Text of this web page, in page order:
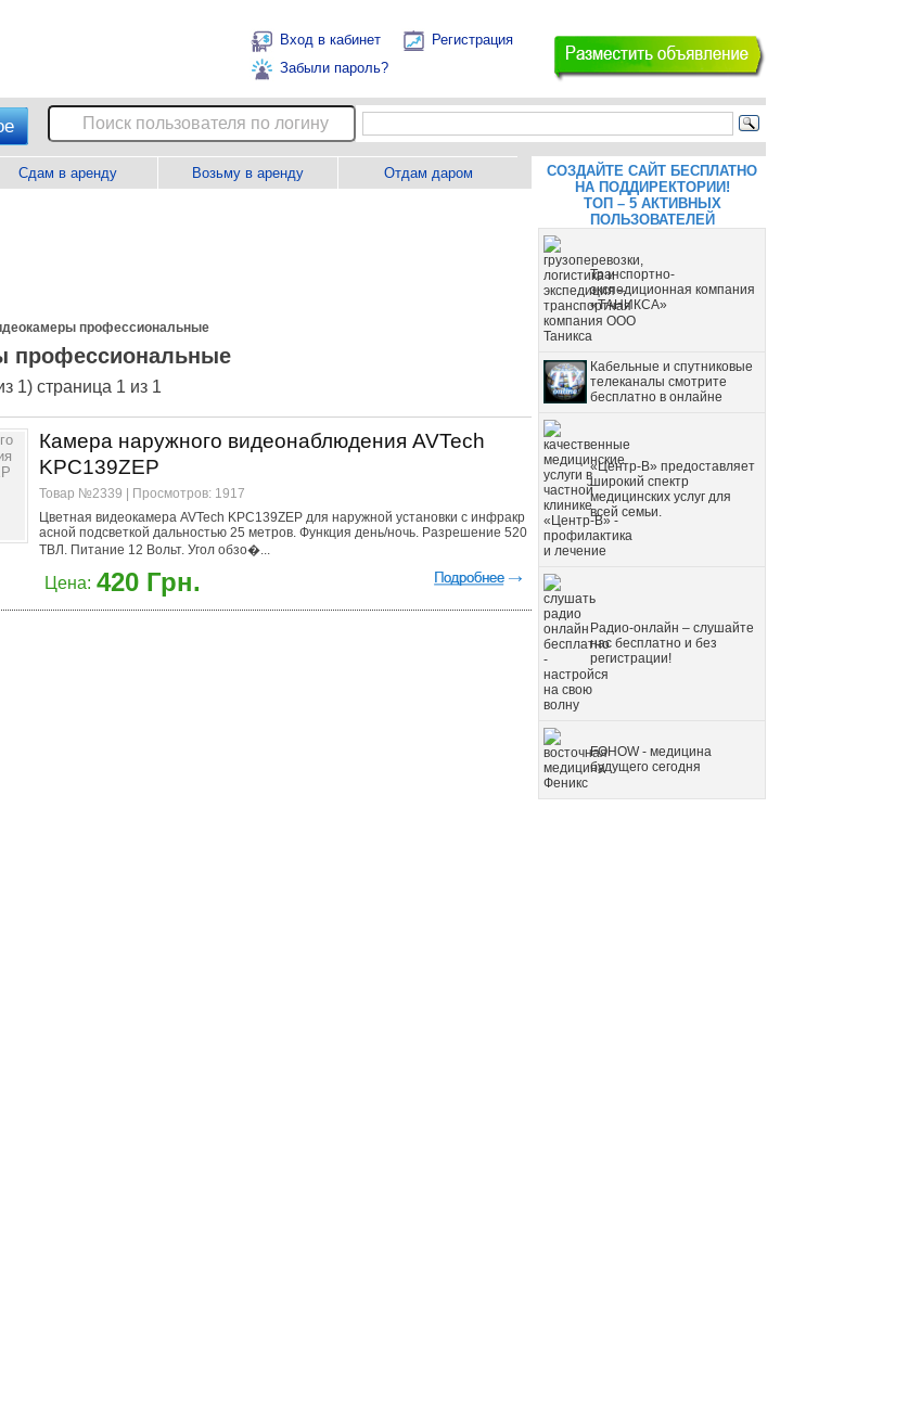
Вход в кабинет
Регистрация
Забыли пароль?
Сдам в аренду Возьму в аренду Отдам даром
профессиональные
профессиональные
1) страница 1 из 1
Камера наружного видеонаблюдения AVTech
KPC139ZEP
Товар №2339 | Просмотров: 1917
Цветная видеокамера AVTech KPC139ZEP для наружной установки с инфракр
асной подсветкой дальностью 25 метров. Функция день/ночь. Разрешение 520
ТВЛ. Питание 12 Вольт. Угол обзо�...
Цена: 420 Грн.
СОЗДАЙТЕ САЙТ БЕСПЛАТНО
НА ПОДДИРЕКТОРИИ!
ТОП – 5 АКТИВНЫХ
ПОЛЬЗОВАТЕЛЕЙ
Транспортно-
экспедиционная компания
«ТАНИКСА»
Кабельные и спутниковые
телеканалы смотрите
бесплатно в онлайне
«Центр-В» предоставляет
широкий спектр
медицинских услуг для
всей семьи.
Радио-онлайн – слушайте
нас бесплатно и без
регистрации!
FOHOW - медицина
будущего сегодня